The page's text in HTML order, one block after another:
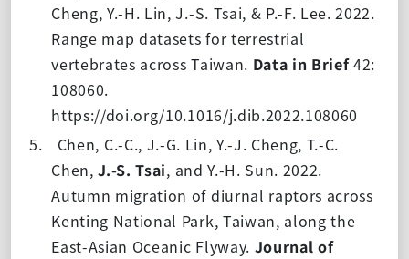
Cheng, Y.-H. Lin, J.-S. Tsai, & P.-F. Lee. 2022.
Range map datasets for terrestrial
vertebrates across Taiwan. Data in Brief42:
108060.
https://doi.org/10.1016/j.dib.2022.108060
5.
Chen, C.-C., J.-G. Lin, Y.-J. Cheng, T.-C.
Chen,J.-S. Tsai, and Y.-H. Sun. 2022.
Autumn migration of diurnal raptors across
Kenting National Park, Taiwan, along the
East-Asian Oceanic Flyway. Journal of